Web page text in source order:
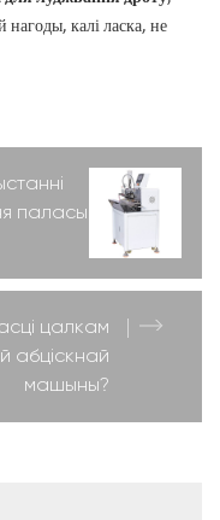
нагоды, калі ласка, не
паласы
цалкам
абціскнай
машыны?